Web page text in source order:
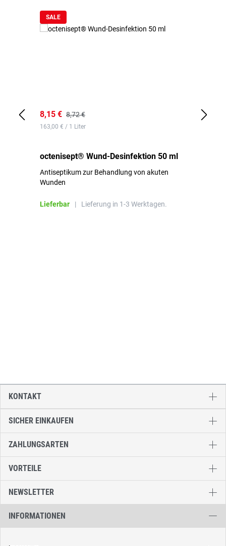
SALE
8,15 € 8,72 €
163,00 € / 1 Liter
octenisept® Wund-Desinfektion 50 ml
Antiseptikum zur Behandlung von akuten
Wunden
Lieferbar | Lieferung in 1-3 Werktagen.
SICHER EINKAUFEN
ZAHLUNGSARTEN
VORTEILE
NEWSLETTER
INFORMATIONEN
KONTAKT